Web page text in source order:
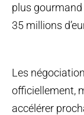
plus
35 millions
Les
officiellement,
accélérer